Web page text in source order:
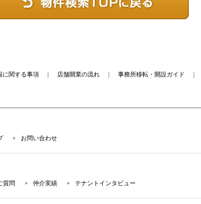
に関する事項 店舗開業の流れ 事務所移転・開設ガイド
お問い合わせ
質問 仲介実績 テナントインタビュー